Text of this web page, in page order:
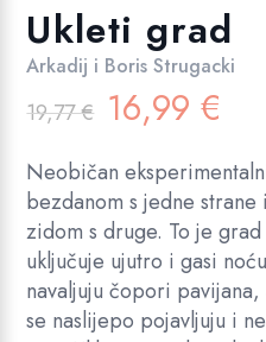
Ukleti grad
Arkadij i Boris Strugacki
19,77€ Izvorna
cijena
bila
je:
19,77 €.
16,99€
je:
Neobičan
bezdanom s jedne
zidom s druge. To je
uključuje ujutro i gasi
navaljuju čopori
se naslijepo pojavljuju i